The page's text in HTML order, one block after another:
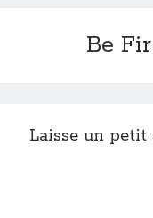
Be
Laisse un